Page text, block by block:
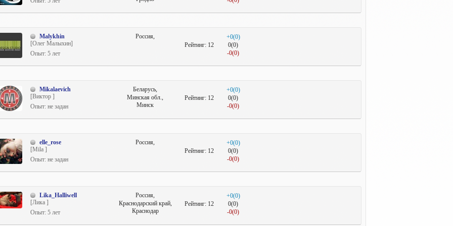
Malykhin
[Олег Малыхин]
Опыт: 5 лет
+0(0)
0(0)
-0(0)
Рейтинг:12
Россия,
Mikalaevich
[Виктор ]
Опыт: не задан
+0(0)
0(0)
-0(0)
Рейтинг:12
Беларусь,
Минская обл.,
Минск
elle_rose
[Mila ]
Опыт: не задан
+0(0)
0(0)
-0(0)
Рейтинг:12
Россия,
Lika_Halliwell
[Лика ]
Опыт: 5 лет
+0(0)
0(0)
-0(0)
Рейтинг:12
Россия,
Краснодарский край,
Краснодар